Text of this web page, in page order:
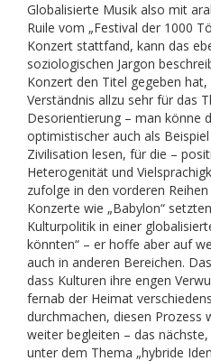
Globalisierte Musik also mit
Ruile vom „Festival der 1000
Konzert stattfand, kann das
soziologischen Jargon
Konzert den Titel gegeben
Verständnis allzu sehr für das
Desorientierung – man könne
optimistischer auch als
Zivilisation lesen, für die –
Heterogenität und
zufolge in den vorderen
Konzerte wie „Babylon“
Kulturpolitik in einer
könnten“ – er hoffe aber auf
auch in anderen Bereichen.
dass Kulturen ihre engen
fernab der Heimat
durchmachen, diesen Prozess
weiter begleiten – das
unter dem Thema „hybride